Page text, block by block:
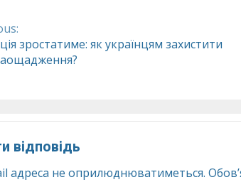
зростатиме: як українцям захистити
відповідь
адреса не оприлюднюватиметься.